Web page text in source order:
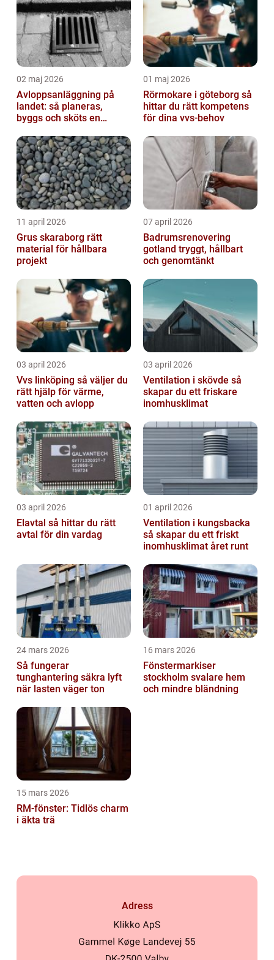
02 maj 2026
Avloppsanläggning på
landet: så planeras,
byggs och sköts en
01 maj 2026
Rörmokare i göteborg så
hittar du rätt kompetens
för dina vvs-behov
11 april 2026
Grus skaraborg rätt
material för hållbara
projekt
07 april 2026
Badrumsrenovering
gotland tryggt, hållbart
och genomtänkt
03 april 2026
Vvs linköping så väljer du
rätt hjälp för värme,
vatten och avlopp
03 april 2026
Ventilation i skövde så
skapar du ett friskare
inomhusklimat
03 april 2026
Elavtal så hittar du rätt
avtal för din vardag
01 april 2026
Ventilation i kungsbacka
så skapar du ett friskt
inomhusklimat året runt
24 mars 2026
Så fungerar
tunghantering säkra lyft
när lasten väger ton
16 mars 2026
Fönstermarkiser
stockholm svalare hem
och mindre bländning
15 mars 2026
RM-fönster: Tidlös charm
i äkta trä
Adress